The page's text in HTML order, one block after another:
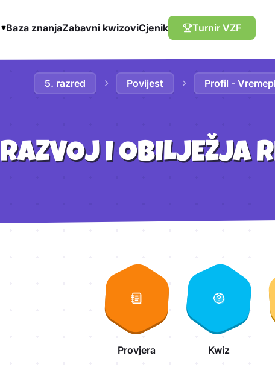
Baza znanjaZabavni kwizoviCjenik Turnir VZF
5. razred
Povijest Profil -
RAZVOJ I OBILJEŽJA
Provjera Kwiz